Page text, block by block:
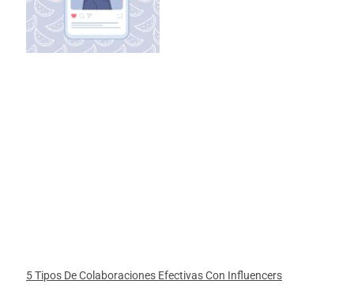
5 Tipos De Colaboraciones Efectivas Con Influencers